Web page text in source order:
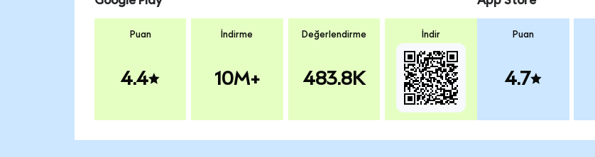
Puan
4.4
İndirme
10M+
Değerlendirme
483.8K
İndir Puan
4.7